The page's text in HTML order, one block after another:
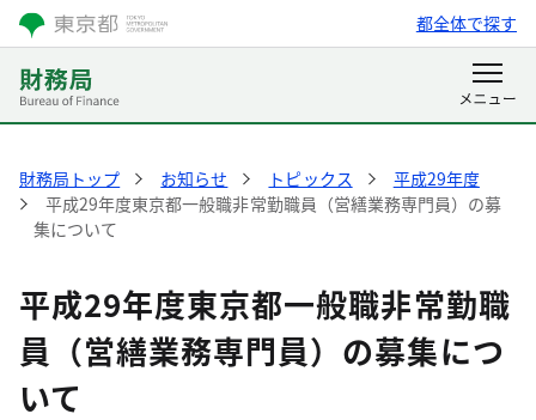
都全体で探す
財務局トップ お知らせ トピックス
平成29年度
平成29年度東京都一般職非常勤職員（営繕業務専門員）の募
集について
平成29年度東京都一般職非常勤職
員（営繕業務専門員）の募集につ
いて